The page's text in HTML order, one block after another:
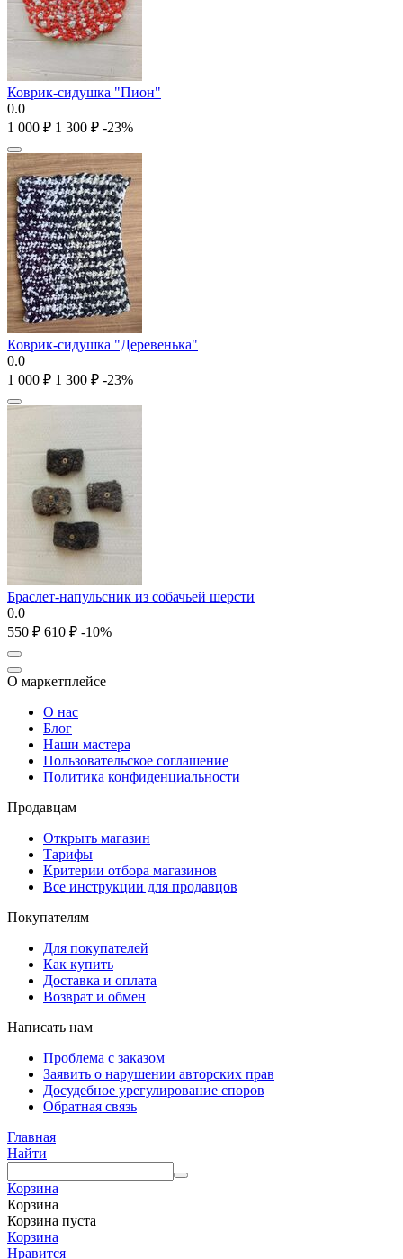
Коврик-сидушка "Пион"
0.0
1 000 ₽ 1 300 ₽ -23%
Коврик-сидушка "Деревенька"
0.0
1 000 ₽ 1 300 ₽ -23%
Браслет-напульсник из собачьей шерсти
0.0
‍550‍ ₽ ‍610‍ ₽ -10%
О маркетплейсе
О нас
Блог
Наши мастера
Пользовательское соглашение
Политика конфиденциальности
Продавцам
Открыть магазин
Тарифы
Критерии отбора магазинов
Все инструкции для продавцов
Покупателям
Для покупателей
Как купить
Доставка и оплата
Возврат и обмен
Написать нам
Проблема с заказом
Заявить о нарушении авторских прав
Досудебное урегулирование споров
Обратная связь
Главная
Найти
Корзина
Корзина
Корзина пуста
Корзина
Нравится